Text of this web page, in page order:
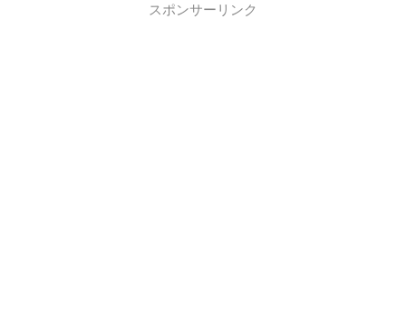
スポンサーリンク